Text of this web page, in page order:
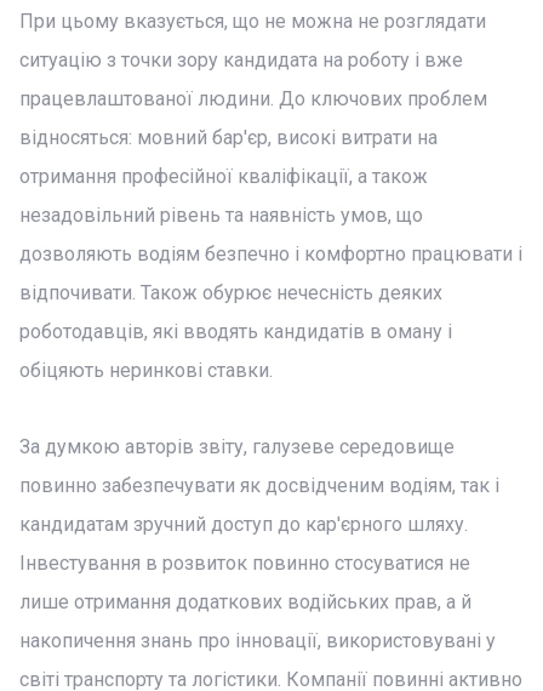
При цьому вказується, що не можна не розглядати
ситуацію з точки зору кандидата на роботу і вже
працевлаштованої людини. До ключових проблем
відносяться: мовний бар'єр, високі витрати на
отримання професійної кваліфікації, а також
незадовільний рівень та наявність умов, що
дозволяють водіям безпечно і комфортно працювати і
відпочивати. Також обурює нечесність деяких
роботодавців, які вводять кандидатів в оману і
обіцяють неринкові ставки.
За думкою авторів звіту, галузеве середовище
повинно забезпечувати як досвідченим водіям, так і
кандидатам зручний доступ до кар'єрного шляху.
Інвестування в розвиток повинно стосуватися не
лише отримання додаткових водійських прав, а й
накопичення знань про інновації, використовувані у
світі транспорту та логістики. Компанії повинні активно